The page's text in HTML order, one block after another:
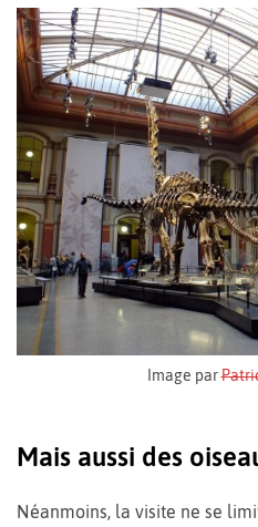
Image par
Mais aussi des
Néanmoins, la visite ne se